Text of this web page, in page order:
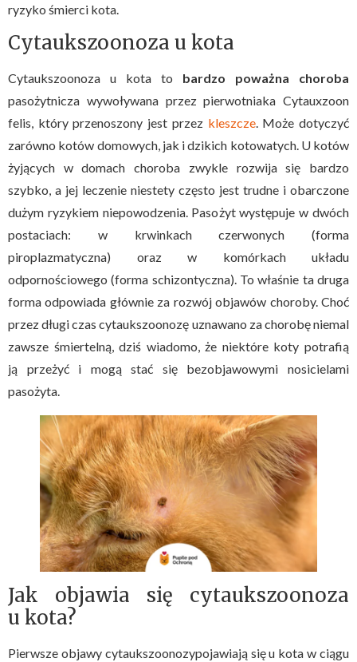
ryzyko śmierci kota.
Cytaukszoonoza u kota
Cytaukszoonoza u kota to bardzo poważna choroba
pasożytnicza wywoływana przez pierwotniaka Cytauxzoon
felis, który przenoszony jest przez kleszcze. Może dotyczyć
zarówno kotów domowych, jak i dzikich kotowatych. U kotów
żyjących w domach choroba zwykle rozwija się bardzo
szybko, a jej leczenie niestety często jest trudne i obarczone
dużym ryzykiem niepowodzenia. Pasożyt występuje w dwóch
postaciach: w krwinkach czerwonych (forma
piroplazmatyczna) oraz w komórkach układu
odpornościowego (forma schizontyczna). To właśnie ta druga
forma odpowiada głównie za rozwój objawów choroby. Choć
przez długi czas cytaukszoonozę uznawano za chorobę niemal
zawsze śmiertelną, dziś wiadomo, że niektóre koty potrafią
ją przeżyć i mogą stać się bezobjawowymi nosicielami
pasożyta.
Jak objawia się cytaukszoonoza
u kota?
Pierwsze objawy cytaukszoonozypojawiają się u kota w ciągu